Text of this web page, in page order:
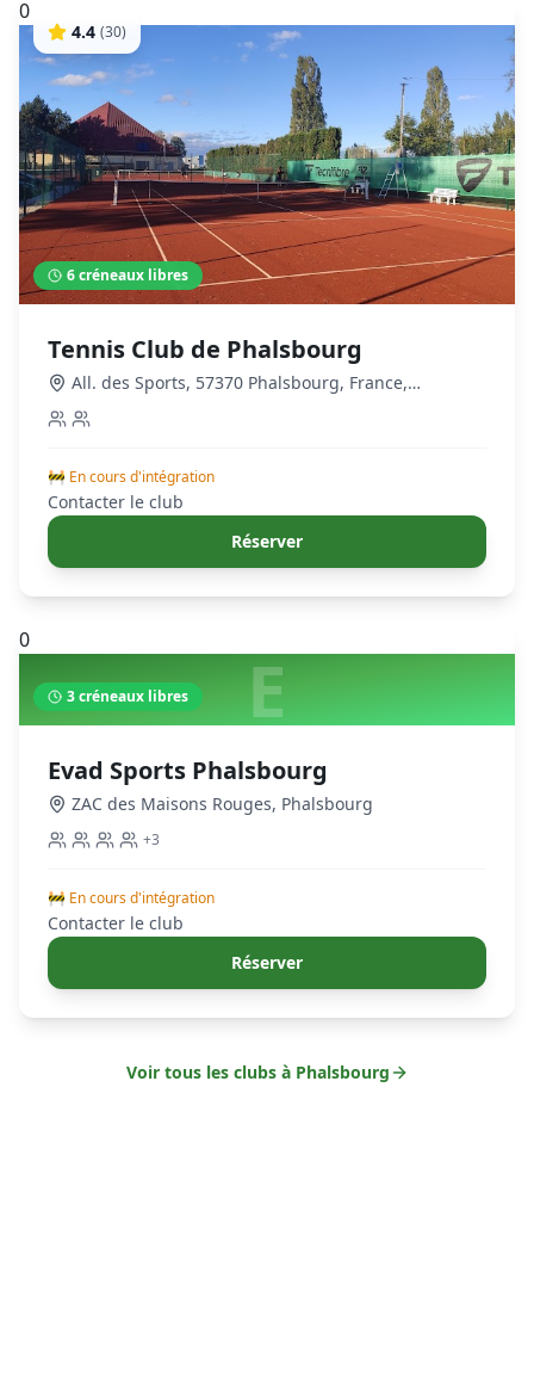
0
4.4 (30)
6créneaux libres
Tennis Club de Phalsbourg
All. des Sports, 57370 Phalsbourg, France,
Phalsbourg
🚧 En cours d'intégration
Contacter le club
Réserver
0
E
3créneaux libres
Evad Sports Phalsbourg
ZAC des Maisons Rouges, Phalsbourg
+3
🚧 En cours d'intégration
Contacter le club
Réserver
Voir tous les clubs à Phalsbourg